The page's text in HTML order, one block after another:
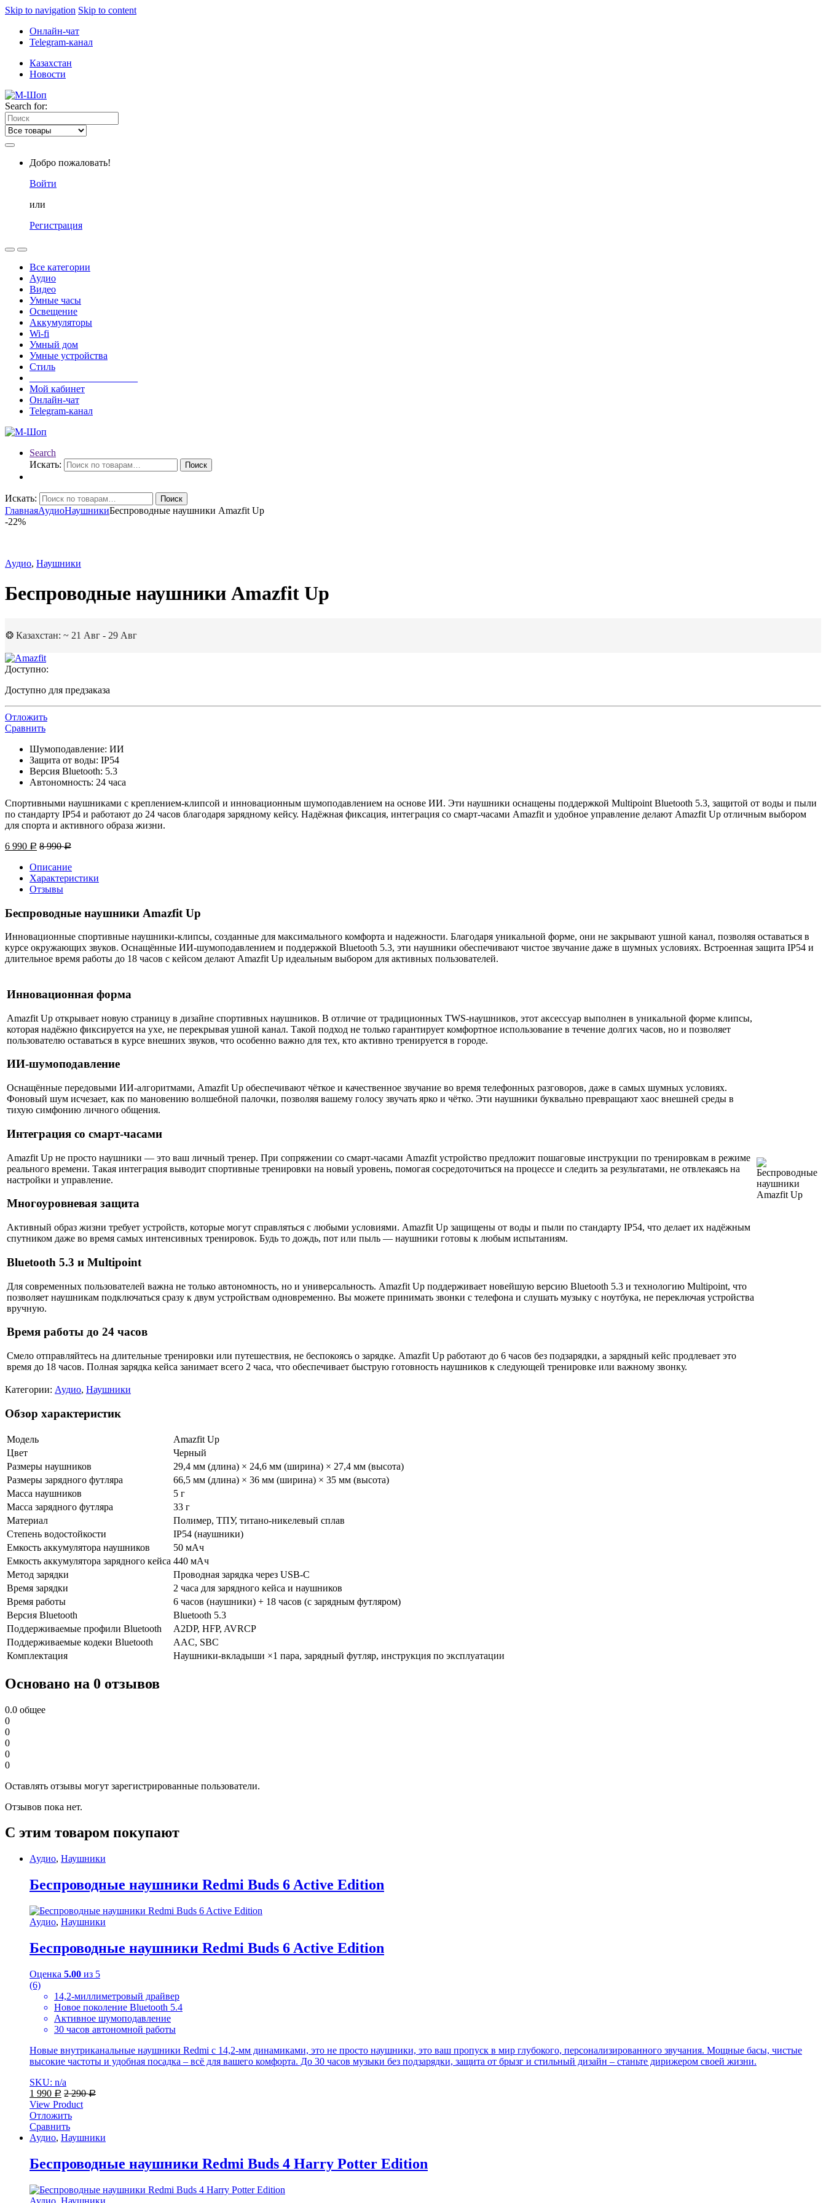
Skip to navigation Skip to content
Онлайн-чат
Telegram-канал
Казахстан
Новости
Search for:
Добро пожаловать!
Войти
или
Регистрация
Все категории
Аудио
Видео
Умные часы
Освещение
Аккумуляторы
Wi-fi
Умный дом
Умные устройства
Стиль
Мой кабинет
Онлайн-чат
Telegram-канал
Search
Искать:
Поиск
Искать: Поиск
ГлавнаяАудиоНаушникиБеспроводные наушники Amazfit Up
-22%
Аудио, Наушники
Беспроводные наушники Amazfit Up
❂ Казахстан: ~ 21 Авг - 29 Авг
Доступно:
Доступно для предзаказа
Отложить
Сравнить
Шумоподавление: ИИ
Защита от воды: IP54
Версия Bluetooth: 5.3
Автономность: 24 часа
Спортивными наушниками с креплением-клипсой и инновационным шумоподавлением на основе ИИ. Эти наушники оснащены поддержкой Multipoint Bluetooth 5.3, защитой от воды и пыли
по стандарту IP54 и работают до 24 часов благодаря зарядному кейсу. Надёжная фиксация, интеграция со смарт-часами Amazfit и удобное управление делают Amazfit Up отличным выбором
для спорта и активного образа жизни.
6 990 Р 8 990Р
Описание
Характеристики
Отзывы
Беспроводные наушники Amazfit Up
Инновационные спортивные наушники-клипсы, созданные для максимального комфорта и надежности. Благодаря уникальной форме, они не закрывают ушной канал, позволяя оставаться в
курсе окружающих звуков. Оснащённые ИИ-шумоподавлением и поддержкой Bluetooth 5.3, эти наушники обеспечивают чистое звучание даже в шумных условиях. Встроенная защита IP54 и
длительное время работы до 18 часов с кейсом делают Amazfit Up идеальным выбором для активных пользователей.
Инновационная форма
Amazfit Up открывает новую страницу в дизайне спортивных наушников. В отличие от традиционных TWS-наушников, этот аксессуар выполнен в уникальной форме клипсы,
которая надёжно фиксируется на ухе, не перекрывая ушной канал. Такой подход не только гарантирует комфортное использование в течение долгих часов, но и позволяет
пользователю оставаться в курсе внешних звуков, что особенно важно для тех, кто активно тренируется в городе.
ИИ-шумоподавление
Оснащённые передовыми ИИ-алгоритмами, Amazfit Up обеспечивают чёткое и качественное звучание во время телефонных разговоров, даже в самых шумных условиях.
Фоновый шум исчезает, как по мановению волшебной палочки, позволяя вашему голосу звучать ярко и чётко. Эти наушники буквально превращают хаос внешней среды в
тихую симфонию личного общения.
Интеграция со смарт-часами
Amazfit Up не просто наушники — это ваш личный тренер. При сопряжении со смарт-часами Amazfit устройство предложит пошаговые инструкции по тренировкам в режиме
реального времени. Такая интеграция выводит спортивные тренировки на новый уровень, помогая сосредоточиться на процессе и следить за результатами, не отвлекаясь на
настройки и управление.
Многоуровневая защита
Активный образ жизни требует устройств, которые могут справляться с любыми условиями. Amazfit Up защищены от воды и пыли по стандарту IP54, что делает их надёжным
спутником даже во время самых интенсивных тренировок. Будь то дождь, пот или пыль — наушники готовы к любым испытаниям.
Bluetooth 5.3 и Multipoint
Для современных пользователей важна не только автономность, но и универсальность. Amazfit Up поддерживает новейшую версию Bluetooth 5.3 и технологию Multipoint, что
позволяет наушникам подключаться сразу к двум устройствам одновременно. Вы можете принимать звонки с телефона и слушать музыку с ноутбука, не переключая устройства
вручную.
Время работы до 24 часов
Смело отправляйтесь на длительные тренировки или путешествия, не беспокоясь о зарядке. Amazfit Up работают до 6 часов без подзарядки, а зарядный кейс продлевает это
время до 18 часов. Полная зарядка кейса занимает всего 2 часа, что обеспечивает быструю готовность наушников к следующей тренировке или важному звонку.
Категории: Аудио, Наушники
Обзор характеристик
Модель
Amazfit Up
Цвет
Черный
Размеры наушников
29,4 мм (длина) × 24,6 мм (ширина) × 27,4 мм (высота)
Размеры зарядного футляра
66,5 мм (длина) × 36 мм (ширина) × 35 мм (высота)
Масса наушников
5 г
Масса зарядного футляра
33 г
Материал
Полимер, ТПУ, титано-никелевый сплав
Степень водостойкости
IP54 (наушники)
Емкость аккумулятора наушников
50 мАч
Емкость аккумулятора зарядного кейса 440 мАч
Метод зарядки
Проводная зарядка через USB-C
Время зарядки
2 часа для зарядного кейса и наушников
Время работы
6 часов (наушники) + 18 часов (с зарядным футляром)
Версия Bluetooth
Bluetooth 5.3
Поддерживаемые профили Bluetooth
A2DP, HFP, AVRCP
Поддерживаемые кодеки Bluetooth
AAC, SBC
Комплектация
Наушники-вкладыши ×1 пара, зарядный футляр, инструкция по эксплуатации
Основано на 0 отзывов
0.0 общее
0
0
0
0
0
Оставлять отзывы могут зарегистрированные пользователи.
Отзывов пока нет.
С этим товаром покупают
Аудио, Наушники
Беспроводные наушники Redmi Buds 6 Active Edition
Аудио, Наушники
Беспроводные наушники Redmi Buds 6 Active Edition
Оценка 5.00 из 5
(6)
14,2-миллиметровый драйвер
Новое поколение Bluetooth 5.4
Активное шумоподавление
30 часов автономной работы
Новые внутриканальные наушники Redmi с 14,2-мм динамиками, это не просто наушники, это ваш пропуск в мир глубокого, персонализированного звучания. Мощные басы, чистые
высокие частоты и удобная посадка – всё для вашего комфорта. До 30 часов музыки без подзарядки, защита от брызг и стильный дизайн – станьте дирижером своей жизни.
SKU: n/a
1 990 Р 2 290Р
View Product
Отложить
Сравнить
Аудио, Наушники
Беспроводные наушники Redmi Buds 4 Harry Potter Edition
Аудио Наушники